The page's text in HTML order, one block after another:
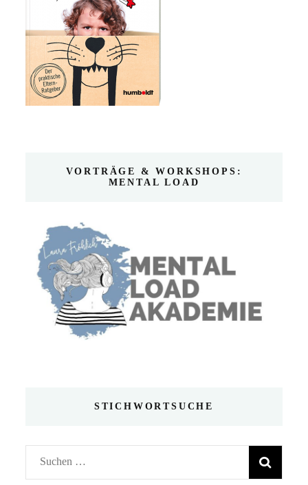
VORTRÄGE & WORKSHOPS:
MENTAL LOAD
STICHWORTSUCHE
Suchen
nach: